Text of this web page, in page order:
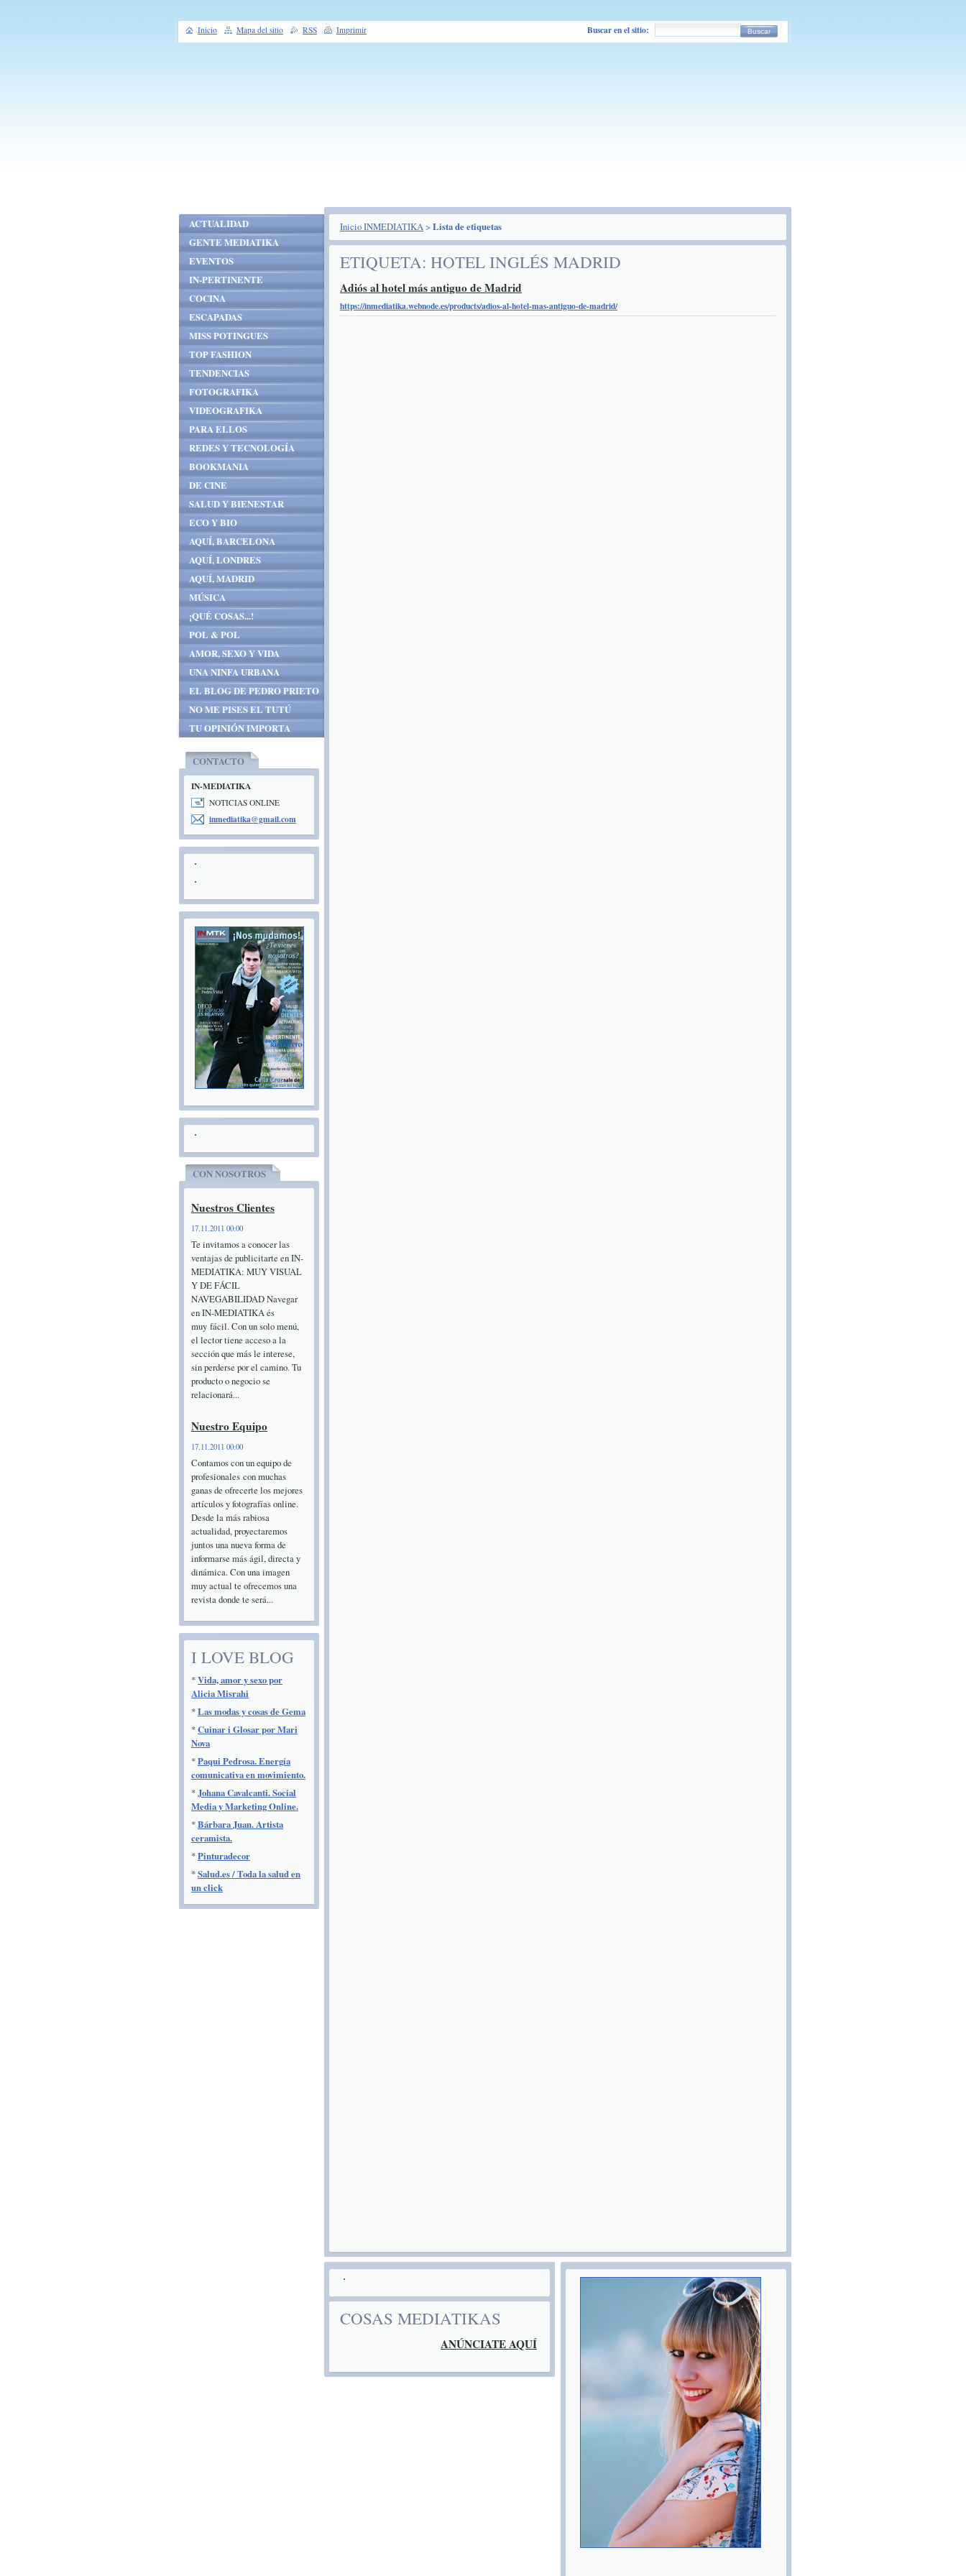
Inicio INMEDIATIKA> Lista de etiquetas
ETIQUETA: HOTEL INGLÉS MADRID
Adiós al hotel más antiguo de Madrid
https://inmediatika.webnode.es/products/adios-al-hotel-mas-antiguo-de-madrid/
COSAS MEDIATIKAS
ANÚNCIATE AQUÍ
ACTUALIDAD
GENTE MEDIATIKA
EVENTOS
IN-PERTINENTE
COCINA
ESCAPADAS
MISS POTINGUES
TOP FASHION
TENDENCIAS
FOTOGRAFIKA
VIDEOGRAFIKA
PARA ELLOS
REDES Y TECNOLOGÍA
BOOKMANIA
DE CINE
SALUD Y BIENESTAR
ECO Y BIO
AQUÍ, BARCELONA
AQUÍ, LONDRES
AQUÍ, MADRID
MÚSICA
¡QUÉ COSAS...!
POL & POL
AMOR, SEXO Y VIDA
UNA NINFA URBANA
EL BLOG DE PEDRO PRIETO
NO ME PISES EL TUTÚ
TU OPINIÓN IMPORTA
CONTACTO
IN-MEDIATIKA
NOTICIAS ONLINE
inmediatika@gmail.com
CON NOSOTROS
Nuestros Clientes
17.11.2011 00:00
Te invitamos a conocer las
ventajas de publicitarte en IN-
MEDIATIKA: MUY VISUAL
Y DE FÁCIL
NAVEGABILIDAD Navegar
en IN-MEDIATIKA és
muy fácil. Con un solo menú,
el lector tiene acceso a la
sección que más le interese,
sin perderse por el camino. Tu
producto o negocio se
relacionará...
Nuestro Equipo
17.11.2011 00:00
Contamos con un equipo de
profesionales con muchas
ganas de ofrecerte los mejores
artículos y fotografías online.
Desde la más rabiosa
actualidad, proyectaremos
juntos una nueva forma de
informarse más ágil, directa y
dinámica. Con una imagen
muy actual te ofrecemos una
revista donde te será...
I LOVE BLOG
*Vida, amor y sexo por
Alicia Misrahi
*Las modas y cosas de Gema
*Cuinar i Glosar por Mari
Nova
*Paqui Pedrosa. Energía
comunicativa en movimiento.
*Johana Cavalcanti. Social
Media y Marketing Online.
*Bárbara Juan. Artista
ceramista.
*Pinturadecor
*Salud.es / Toda la salud en
un click
Inicio Mapa del sitio RSS Imprimir Buscar en el sitio: Buscar